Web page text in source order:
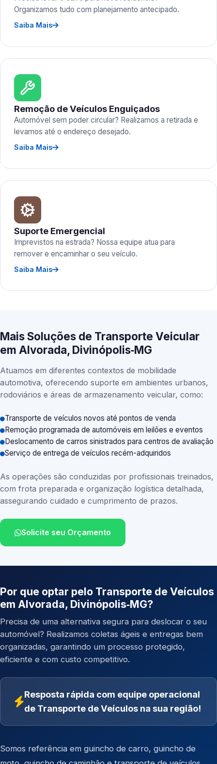
Organizamos tudo com planejamento antecipado.
Saiba Mais
Remoção de Veículos Enguiçados
Automóvel sem poder circular? Realizamos a retirada e
levamos até o endereço desejado.
Saiba Mais
Suporte Emergencial
Imprevistos na estrada? Nossa equipe atua para
remover e encaminhar o seu veículo.
Saiba Mais
Mais Soluções de Transporte Veicular
em Alvorada, Divinópolis‑MG
Atuamos em diferentes contextos de mobilidade
automotiva, oferecendo suporte em ambientes urbanos,
rodoviários e áreas de armazenamento veicular, como:
Transporte de veículos novos até pontos de venda
Remoção programada de automóveis em leilões e eventos
Deslocamento de carros sinistrados para centros de avaliação
Serviço de entrega de veículos recém-adquiridos
As operações são conduzidas por profissionais treinados,
com frota preparada e organização logística detalhada,
assegurando cuidado e cumprimento de prazos.
Solicite seu Orçamento
Por que optar pelo Transporte de Veículos
em Alvorada, Divinópolis‑MG?
Precisa de uma alternativa segura para deslocar o seu
automóvel? Realizamos coletas ágeis e entregas bem
organizadas, garantindo um processo protegido,
eficiente e com custo competitivo.
Resposta rápida com equipe operacional
de Transporte de Veículos na sua região!
Somos referência em guincho de carro, guincho de